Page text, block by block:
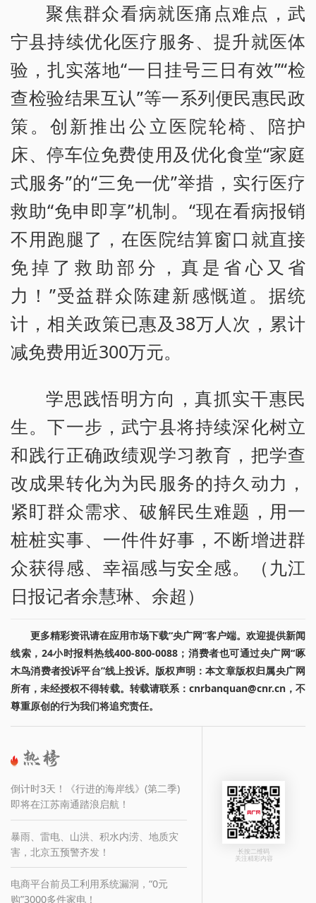
聚焦群众看病就医痛点难点，武
宁县持续优化医疗服务、提升就医体
验，扎实落地“一日挂号三日有效”“检
查检验结果互认”等一系列便民惠民政
策。创新推出公立医院轮椅、陪护
床、停车位免费使用及优化食堂“家庭
式服务”的“三免一优”举措，实行医疗
救助“免申即享”机制。“现在看病报销
不用跑腿了，在医院结算窗口就直接
免掉了救助部分，真是省心又省
力！”受益群众陈建新感慨道。据统
计，相关政策已惠及38万人次，累计
减免费用近300万元。
学思践悟明方向，真抓实干惠民
生。下一步，武宁县将持续深化树立
和践行正确政绩观学习教育，把学查
改成果转化为为民服务的持久动力，
紧盯群众需求、破解民生难题，用一
桩桩实事、一件件好事，不断增进群
众获得感、幸福感与安全感。（九江
日报记者余慧琳、余超）
更多精彩资讯请在应用市场下载“央广网”客户端。欢迎提供新闻
线索，24小时报料热线400-800-0088；消费者也可通过央广网“啄
木鸟消费者投诉平台”线上投诉。版权声明：本文章版权归属央广网
所有，未经授权不得转载。转载请联系：cnrbanquan@cnr.cn，不
尊重原创的行为我们将追究责任。
倒计时3天！《行进的海岸线》(第二季)
即将在江苏南通踏浪启航！
暴雨、雷电、山洪、积水内涝、地质灾
害，北京五预警齐发！
电商平台前员工利用系统漏洞，“0元
购”3000多件家电！
长按二维码
关注精彩内容